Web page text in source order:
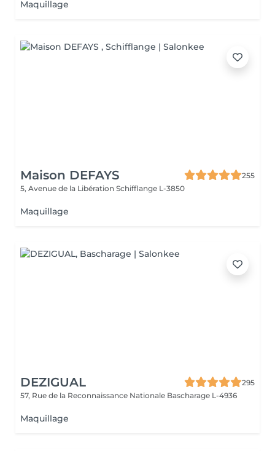
Maquillage
Maison DEFAYS
255
5, Avenue de la Libération Schifflange L-3850
Maquillage
DEZIGUAL
295
57, Rue de la Reconnaissance Nationale Bascharage L-4936
Maquillage